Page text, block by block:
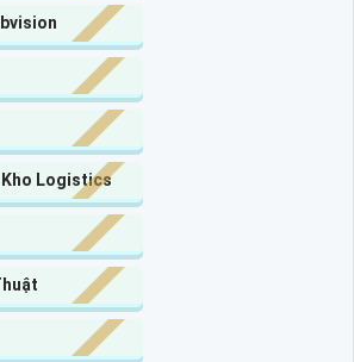
Kho Logistics